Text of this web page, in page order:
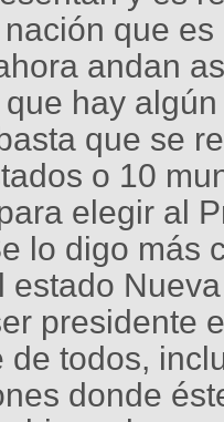
que es
andan
hay
que se
o 10
elegir al
lo digo más
estado
presidente
de todos,
donde